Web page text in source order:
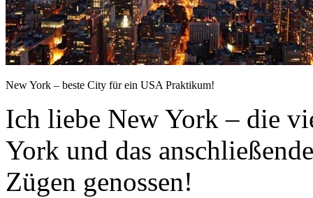
New York – beste City für ein USA Praktikum!
Ich liebe New York – die
York und das
Zügen genossen!